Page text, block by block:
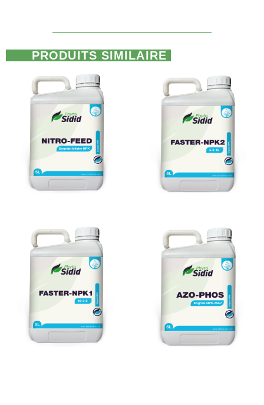
PRODUITS SIMILAIRE